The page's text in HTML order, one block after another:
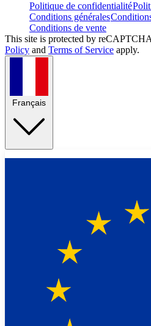
Politique de confidentialité
Conditions générales
Conditions de vente
This site is protected by
Policy and Terms of Service apply.
Français